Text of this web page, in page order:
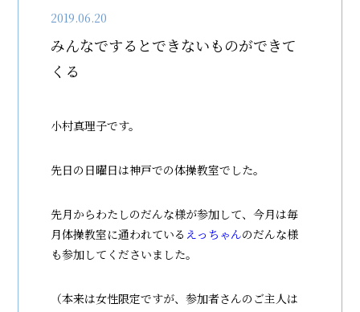
2019.06.20
みんなでするとできないものができて
くる
小村真理子です。
先日の日曜日は神戸での体操教室でした。
先月からわたしのだんな様が参加して、今月は毎
月体操教室に通われている えっちゃんのだんな様
も参加してくださいました。
（本来は女性限定ですが、参加者さんのご主人は